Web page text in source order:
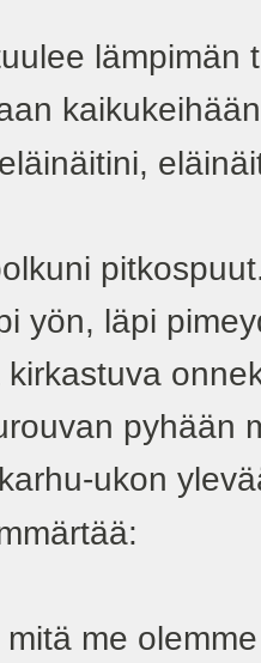
lämpimän
yön, läpi
pyhään
ukon
me